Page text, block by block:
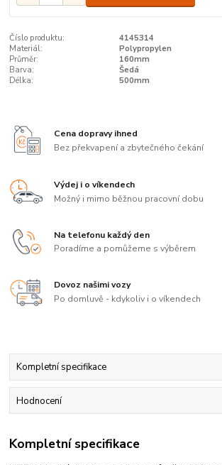
Číslo produktu:
4145314
Materiál:
Polypropylen
Průměr:
160mm
Barva:
Šedá
Délka:
500mm
Cena dopravy ihned
Bez překvapení a zbytečného čekání
Výdej i o víkendech
Možný i mimo běžnou pracovní dobu
Na telefonu každý den
Poradíme a pomůžeme s výběrem
Dovoz našimi vozy
Po domluvě - kdykoliv i o víkendech
Kompletní specifikace
Hodnocení
Kompletní specifikace